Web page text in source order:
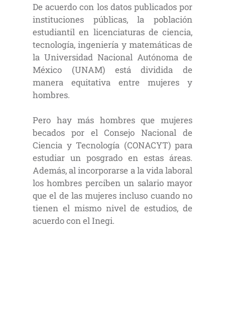
De acuerdo con los datos publicados por
instituciones públicas, la población
estudiantil en licenciaturas de ciencia,
tecnología, ingeniería y matemáticas de
la Universidad Nacional Autónoma de
México (UNAM) está dividida de
manera equitativa entre mujeres y
hombres.
Pero hay más hombres que mujeres
becados por el Consejo Nacional de
Ciencia y Tecnología (CONACYT) para
estudiar un posgrado en estas áreas.
Además, al incorporarse a la vida laboral
los hombres perciben un salario mayor
que el de las mujeres incluso cuando no
tienen el mismo nivel de estudios, de
acuerdo con el Inegi.